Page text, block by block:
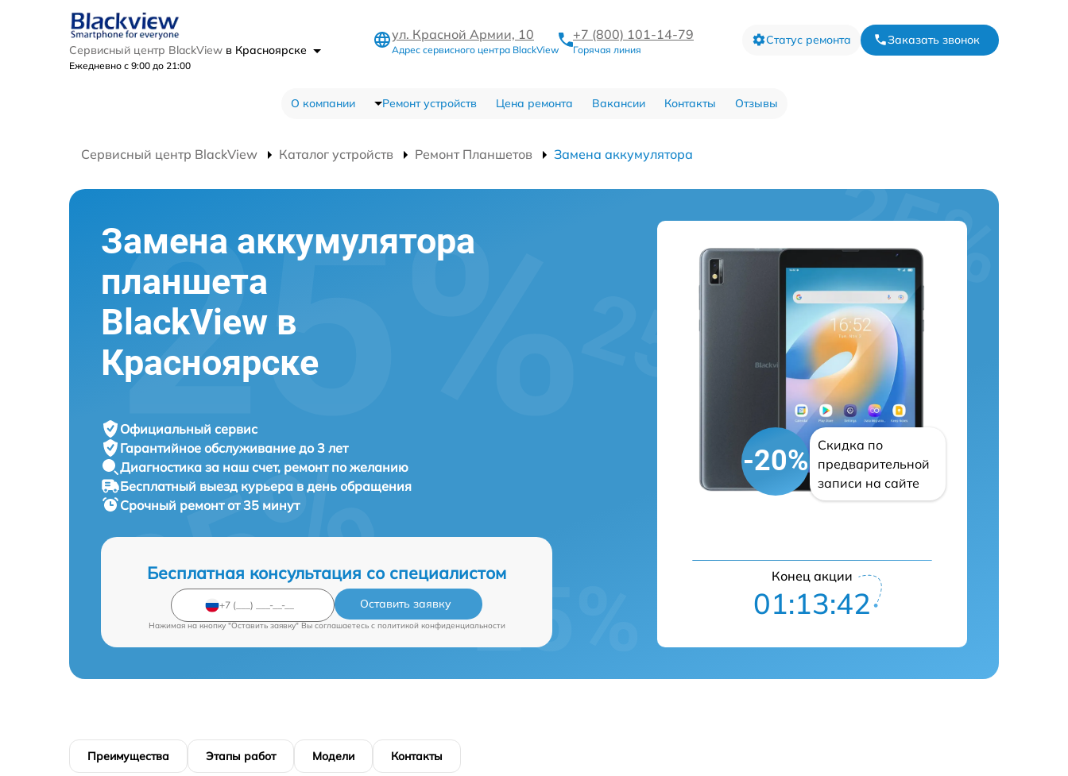
Сервисный центр BlackView в Красноярске
Ежедневно с 9:00 до 21:00
ул. Красной Армии, 10
Адрес сервисного центра BlackView
+7 (800) 101-14-79
Горячая линия
Статус ремонта Заказать звонок
О компании Ремонт устройств Цена ремонта Вакансии Контакты Отзывы
Сервисный центр BlackView Каталог устройств Ремонт Планшетов Замена аккумулятора
Замена аккумулятора
планшета
BlackView в
Красноярске
Официальный сервис
Гарантийное обслуживание до 3 лет
Диагностика за наш счет, ремонт по желанию
Бесплатный выезд курьера в день обращения
Срочный ремонтот 35 минут
Бесплатная консультация со специалистом
Оставить заявку
Нажимая на кнопку "Оставить заявку" Вы соглашаетесь c политикой конфиденциальности
-20%
Скидка по
предварительной
записи на сайте
Конец акции
01:13:41
Преимущества Этапы работ Модели Контакты